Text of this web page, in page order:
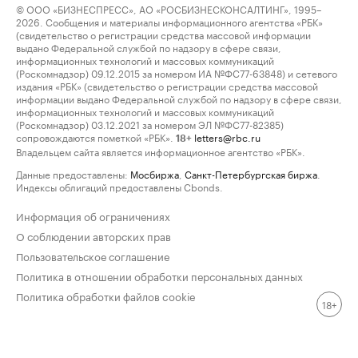
© ООО «БИЗНЕСПРЕСС», АО «РОСБИЗНЕСКОНСАЛТИНГ», 1995–
2026. Сообщения и материалы информационного агентства «РБК»
(свидетельство о регистрации средства массовой информации
выдано Федеральной службой по надзору в сфере связи,
информационных технологий и массовых коммуникаций
(Роскомнадзор) 09.12.2015 за номером ИА №ФС77-63848) и сетевого
издания «РБК» (свидетельство о регистрации средства массовой
информации выдано Федеральной службой по надзору в сфере связи,
информационных технологий и массовых коммуникаций
(Роскомнадзор) 03.12.2021 за номером ЭЛ №ФС77-82385)
сопровождаются пометкой «РБК».
18+ letters@rbc.ru
Владельцем сайта является информационное агентство «РБК».
Данные предоставлены: Мосбиржа Санкт-Петербургская биржа
Индексы облигаций предоставлены Cbonds.
Информация об ограничениях
О соблюдении авторских прав
Пользовательское соглашение
Политика в отношении обработки персональных данных
Политика обработки файлов cookie
18+